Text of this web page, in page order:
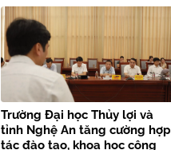
Trường Đại học Thủy lợi và
tỉnh Nghệ An tăng cường hợp
tác đào tạo, khoa học công